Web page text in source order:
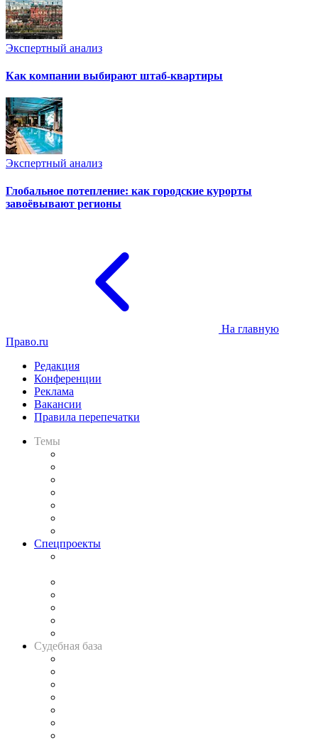
Экспертный анализ
Как компании выбирают штаб-квартиры
Экспертный анализ
Глобальное потепление: как городские курорты
завоёвывают регионы
На главную
Право.ru
Редакция
Конференции
Реклама
Вакансии
Правила перепечатки
Темы
Спецпроекты
Судебная база